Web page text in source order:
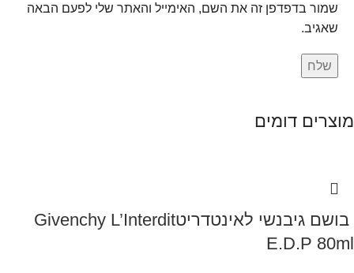
שמור בדפדפן זה את השם, האימייל והאתר שלי לפעם הבאה
שאגיב.
מוצרים דומים
‏ בושם גיבנשי לאינטדריטGivenchy L’Interdit
E.D.P 80ml ‏